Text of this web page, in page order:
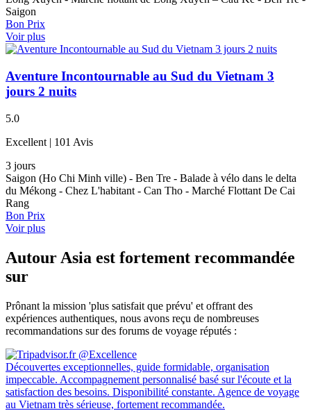
Saigon
Bon Prix
Voir plus
Aventure Incontournable au Sud du Vietnam 3
jours 2 nuits
5.0
Excellent | 101 Avis
3 jours
Saigon (Ho Chi Minh ville) - Ben Tre - Balade à vélo dans le delta
du Mékong - Chez L'habitant - Can Tho - Marché Flottant De Cai
Rang
Bon Prix
Voir plus
Autour Asia est fortement recommandée
sur
Prônant la mission 'plus satisfait que prévu' et offrant des
expériences authentiques, nous avons reçu de nombreuses
recommandations sur des forums de voyage réputés :
Découvertes exceptionnelles, guide formidable, organisation
impeccable. Accompagnement personnalisé basé sur l'écoute et la
satisfaction des besoins. Disponibilité constante. Agence de voyage
au Vietnam très sérieuse, fortement recommandée.